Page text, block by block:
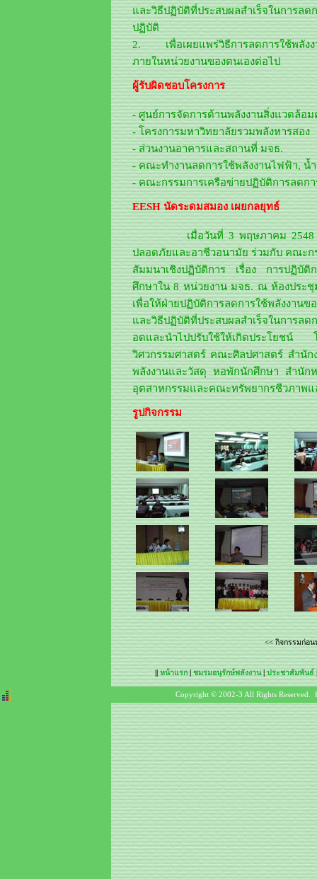
และวิธีปฏิบัติที่ประสบผลสำเร็จในการลด
ปฏิบัติ
2. เพื่อเผยแพร่วิธีการลดการใช้พลังง
ภายในหน่วยงานของตนเองต่อไป
ผู้รับผิดชอบโครงการ
- ศูนย์การจัดการด้านพลังงานสิ่งแวดล้อ
- โครงการมหาวิทยาลัยรวมพลังหารสอง
- ส่วนงานอาคารและสถานที่ มจธ.
- คณะทำงานลดการใช้พลังงานไฟฟ้า, น้
- คณะกรรมการเครือข่ายปฏิบัติการลดก
EESH นัดระดมสมอง เผยกลยุทธ์
เมื่อวันที่ 3 พฤษภาคม
ปลอดภัยและอาชีวอนามัย ร่วมกับ คณะก
สัมมนาเชิงปฏิบัติการ เรื่อง การปฏิบัติ
ศึกษาใน 8 หน่วยงาน มจธ. ณ ห้องประ
เพื่อให้ฝ่ายปฏิบัติการลดการใช้พลังงา
และวิธีปฏิบัติที่ประสบผลสำเร็จในการลด
อดและนำไปปรับใช้ให้เกิดประโย
วิศวกรรมศาสตร์ คณะศิลปศาสตร์ สำนั
พลังงานและวัสดุ หอพักนักศึกษา สำนั
อุตสาหกรรมและคณะทรัพยากรชีวภาพแ
รูปกิจกรรม
<< กิจกรรมก่อ
||หน้าแรก| ชมรมอนุรักษ์พลังงาน|ประชาสัมพันธ์
Copyright © 2002-3 All Rights